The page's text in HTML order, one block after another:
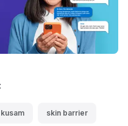
kusam skin barrier